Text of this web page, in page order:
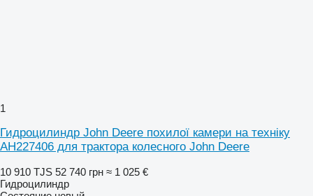
1
Гидроцилиндр John Deere похилої камери на техніку
AH227406 для трактора колесного John Deere
10 910 TJS 52 740 грн ≈ 1 025 €
Гидроцилиндр